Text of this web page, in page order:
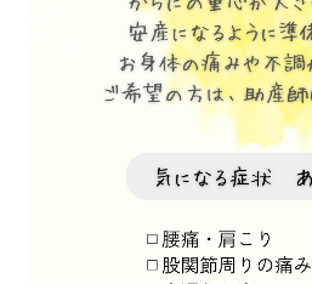
最近5年間の分娩の傾向
マタニティフィットネス
アロマ＆リフレ